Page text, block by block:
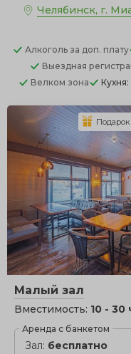
Челябинск, г.
Алкоголь за доп. плату
Выездная
Велком зона
Кухня:
Малый зал
Вместимость: 10 - 30
Аренда с банкетом
Зал: бесплатно